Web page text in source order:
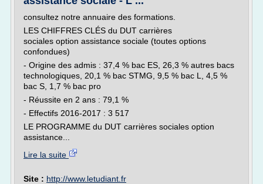
consultez notre annuaire des formations.
LES CHIFFRES CLÉS du DUT carrières
sociales option assistance sociale (toutes options
confondues)
- Origine des admis : 37,4 % bac ES, 26,3 % autres bacs
technologiques, 20,1 % bac STMG, 9,5 % bac L, 4,5 %
bac S, 1,7 % bac pro
- Réussite en 2 ans : 79,1 %
- Effectifs 2016-2017 : 3 517
LE PROGRAMME du DUT carrières sociales option
assistance...
Lire la suite
Site : http://www.letudiant.fr